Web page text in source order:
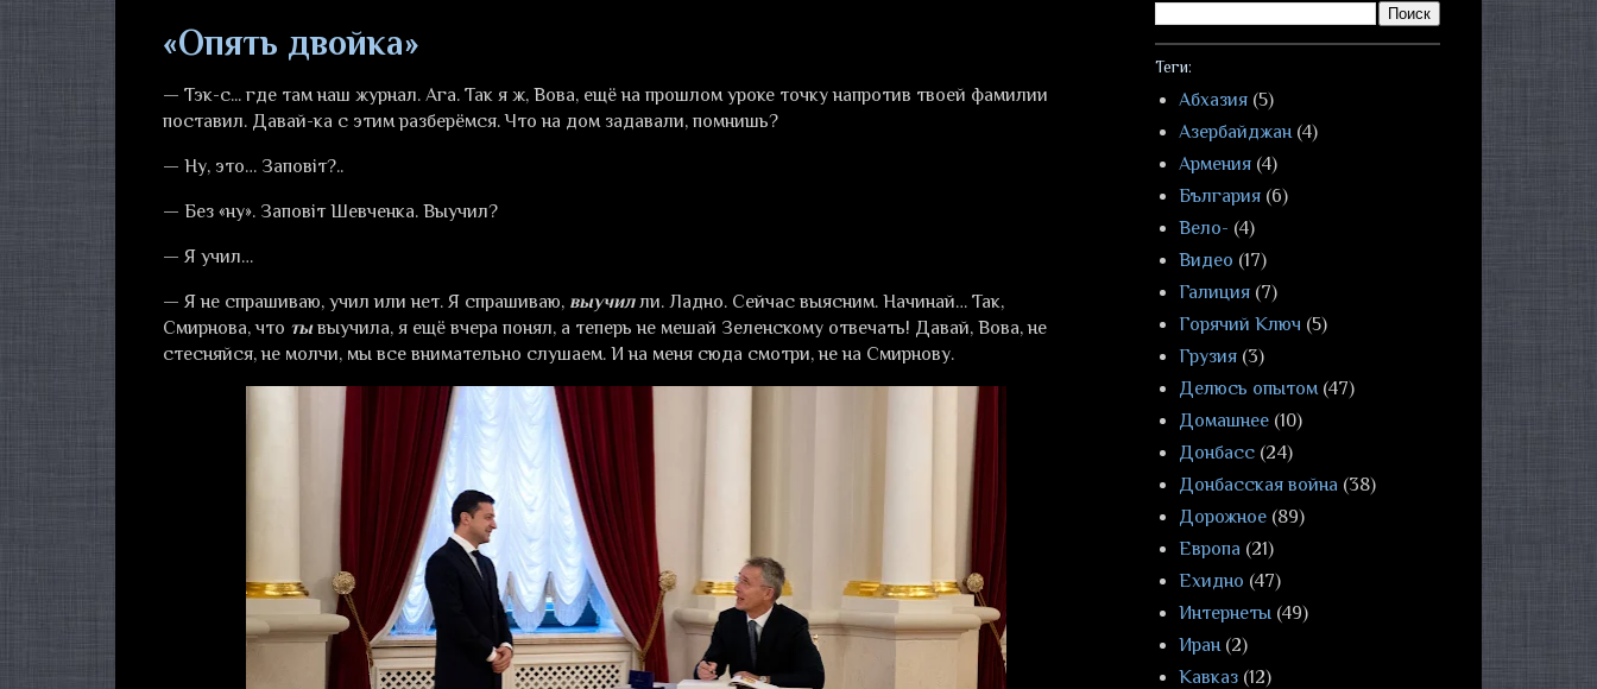
«Опять двойка»
— Тэк-с... где там наш журнал. Ага. Так я ж, Вова, ещё на прошлом уроке точку напротив твоей фамилии
поставил. Давай-ка с этим разберёмся. Что на дом задавали, помнишь?
— Ну, это… Заповiт?..
— Без «ну». Заповiт Шевченка. Выучил?
— Я учил…
— Я не спрашиваю, учил или нет. Я спрашиваю, выучилли. Ладно. Сейчас выясним. Начинай… Так,
Смирнова, что тывыучила, я ещё вчера понял, а теперь не мешай Зеленскому отвечать! Давай, Вова, не
стесняйся, не молчи, мы все внимательно слушаем. И на меня сюда смотри, не на Смирнову.
Теги:
Абхазия (5)
Азербайджан (4)
Армения (4)
България (6)
Вело- (4)
Видео (17)
Галиция (7)
Горячий Ключ (5)
Грузия (3)
Делюсь опытом (47)
Домашнее (10)
Донбасс (24)
Донбасская война (38)
Дорожное (89)
Европа (21)
Ехидно (47)
Интернеты (49)
Иран (2)
Кавказ (12)